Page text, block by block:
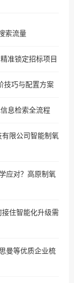
索流量
准锁定招标项目
技巧与配置方案
息检索全流程
有限公司智能制氧
应对？高原制氧
接住智能化升级需
曼等优质企业梳